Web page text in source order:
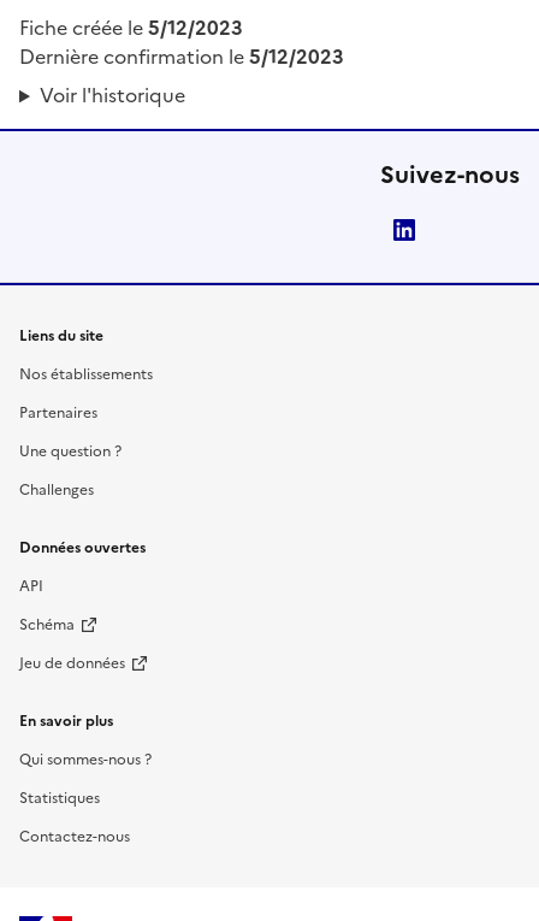
Fiche créée le5/12/2023
Dernière confirmation le5/12/2023
Voir l'historique
Suivez-nous
Liens du site
Nos établissements
Partenaires
Une question ?
Challenges
Données ouvertes
API
Schéma
Jeu de données
En savoir plus
Qui sommes-nous ?
Statistiques
Contactez-nous